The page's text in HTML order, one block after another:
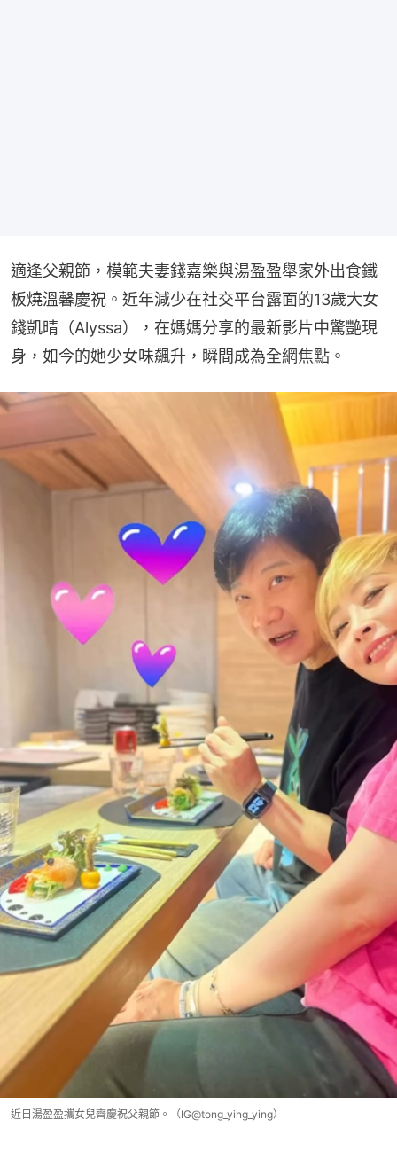
適逢父親節，模範夫妻錢嘉樂與湯盈盈舉家外出食鐵
板燒溫馨慶祝。近年減少在社交平台露面的13歲大女
錢凱晴（Alyssa），在媽媽分享的最新影片中驚艷現
身，如今的她少女味飆升，瞬間成為全網焦點。
近日湯盈盈攜女兒齊慶祝父親節。（IG@tong_ying_ying）